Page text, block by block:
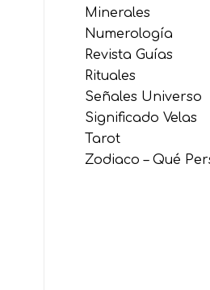
Minerales
Numerología
Revista Guías
Rituales
Señales Universo
Significado Velas
Tarot
Zodiaco – Qué